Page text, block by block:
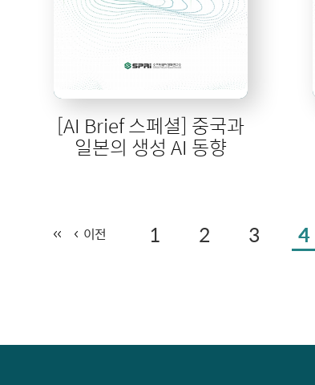
[AI Brief 스페셜] 중국과
일본의 생성 AI 동향
이전 1 2 3 4